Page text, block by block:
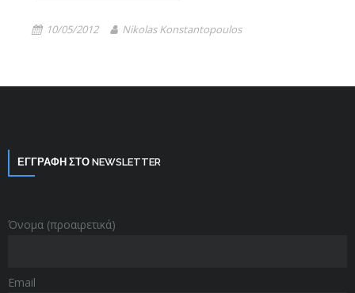
10/05/2012 Nikolas Konstantopoulos
ΕΓΓΡΑΦΗ ΣΤΟ NEWSLETTER
Όνομα (προαιρετικά)
Email